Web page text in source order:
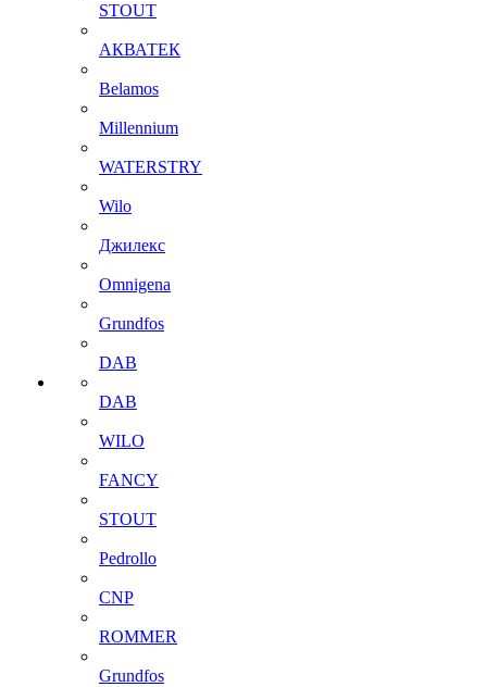
STOUT
АКВАТЕК
Belamos
Millennium
WATERSTRY
Wilo
Джилекс
Omnigena
Grundfos
DAB
DAB
WILO
FANCY
STOUT
Pedrollo
CNP
ROMMER
Grundfos